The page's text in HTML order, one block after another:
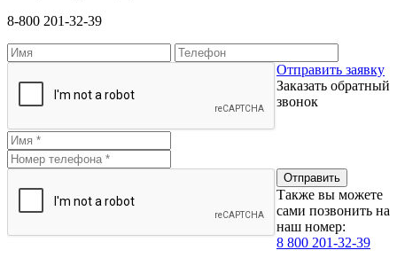
8-800 201-32-39
Отправить заявку
Заказать обратный
звонок
Также вы можете
сами позвонить на
наш номер:
8 800 201-32-39